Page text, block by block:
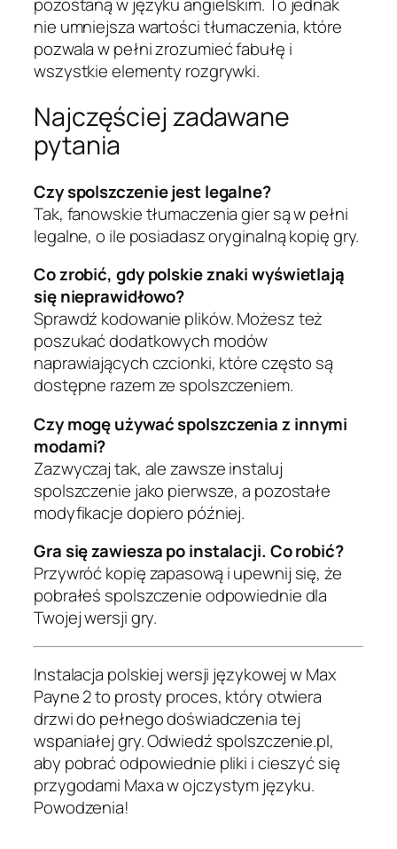
nie umniejsza wartości tłumaczenia, które
pozwala w pełni zrozumieć fabułę i
wszystkie elementy rozgrywki.
Najczęściej zadawane
pytania
Czy spolszczenie jest legalne?
Tak, fanowskie tłumaczenia gier są w pełni
legalne, o ile posiadasz oryginalną kopię gry.
Co zrobić, gdy polskie znaki wyświetlają
się nieprawidłowo?
Sprawdź kodowanie plików. Możesz też
poszukać dodatkowych modów
naprawiających czcionki, które często są
dostępne razem ze spolszczeniem.
Czy mogę używać spolszczenia z innymi
modami?
Zazwyczaj tak, ale zawsze instaluj
spolszczenie jako pierwsze, a pozostałe
modyfikacje dopiero później.
Gra się zawiesza po instalacji. Co robić?
Przywróć kopię zapasową i upewnij się, że
pobrałeś spolszczenie odpowiednie dla
Twojej wersji gry.
Instalacja polskiej wersji językowej w Max
Payne 2 to prosty proces, który otwiera
drzwi do pełnego doświadczenia tej
wspaniałej gry. Odwiedź spolszczenie.pl,
aby pobrać odpowiednie pliki i cieszyć się
przygodami Maxa w ojczystym języku.
Powodzenia!